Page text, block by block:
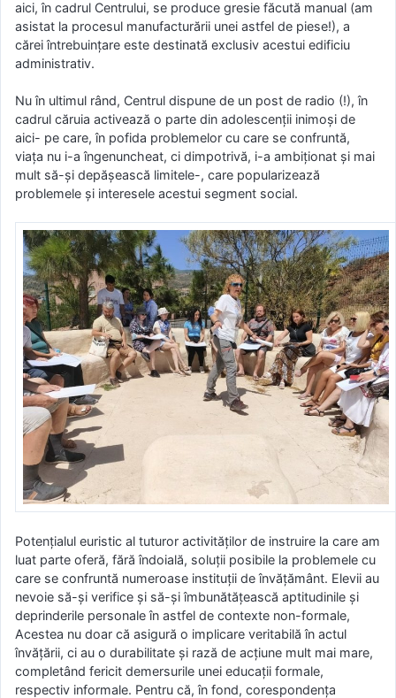
aici, în cadrul Centrului, se produce gresie făcută manual (am
asistat la procesul manufacturării unei astfel de piese!), a
cărei întrebuințare este destinată exclusiv acestui edificiu
administrativ.
Nu în ultimul rând, Centrul dispune de un post de radio (!), în
cadrul căruia activează o parte din adolescenții inimoși de
aici- pe care, în pofida problemelor cu care se confruntă,
viața nu i-a îngenuncheat, ci dimpotrivă, i-a ambiționat și mai
mult să-și depășească limitele-, care popularizează
problemele și interesele acestui segment social.
Potențialul euristic al tuturor activităților de instruire la care am
luat parte oferă, fără îndoială, soluții posibile la problemele cu
care se confruntă numeroase instituții de învățământ. Elevii au
nevoie să-și verifice și să-și îmbunătățească aptitudinile și
deprinderile personale în astfel de contexte non-formale,
Acestea nu doar că asigură o implicare veritabilă în actul
învățării, ci au o durabilitate și rază de acțiune mult mai mare,
completând fericit demersurile unei educații formale,
respectiv informale. Pentru că, în fond, corespondența